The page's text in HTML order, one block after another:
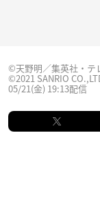
©天野明／集英社・テ
©2021 SANRIO
05/21(金) 19:13配信